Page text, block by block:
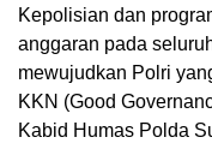
Kepolisian dan
anggaran pada
mewujudkan Polri
KKN (Good
Kabid Humas Polda